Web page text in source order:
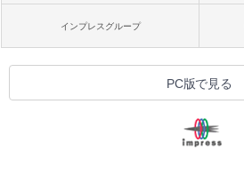
インプレスグループ
PC版で見る